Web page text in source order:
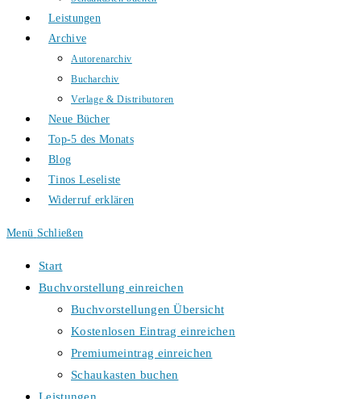
Leistungen
Archive
Autorenarchiv
Bucharchiv
Verlage & Distributoren
Neue Bücher
Top-5 des Monats
Blog
Tinos Leseliste
Widerruf erklären
Menü Schließen
Start
Buchvorstellung einreichen
Buchvorstellungen Übersicht
Kostenlosen Eintrag einreichen
Premiumeintrag einreichen
Schaukasten buchen